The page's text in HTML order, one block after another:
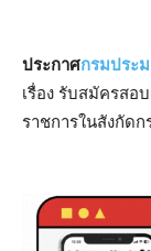
ประกาศกรมประ
เรื่อง รับสมัครสอ
ราชการในสังกัด